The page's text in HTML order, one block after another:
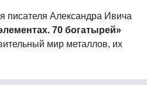
писателя Александра Ивича
70 богатырей»
мир металлов, их